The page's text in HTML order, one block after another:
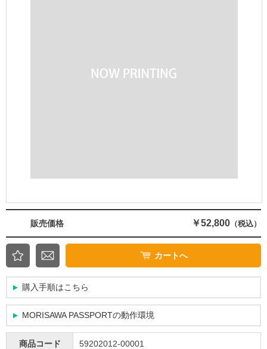
販売価格 ￥52,800 （税込）
カートへ
購入手順はこちら
MORISAWA PASSPORTの動作環境
商品コード 59202012-00001